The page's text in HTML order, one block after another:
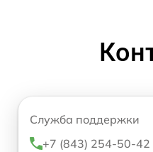
Служба поддержки
+7 (843) 254-50-42